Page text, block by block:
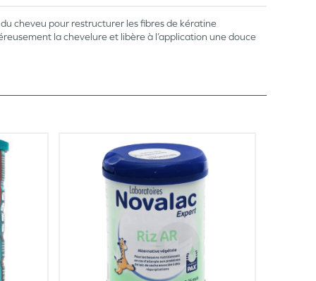
cheveu pour restructurer les fibres de kératine
la chevelure et libère à l’application une douce